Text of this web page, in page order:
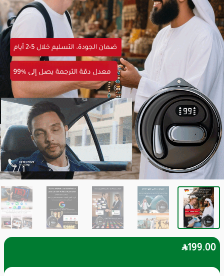
1
/
7
199.00
